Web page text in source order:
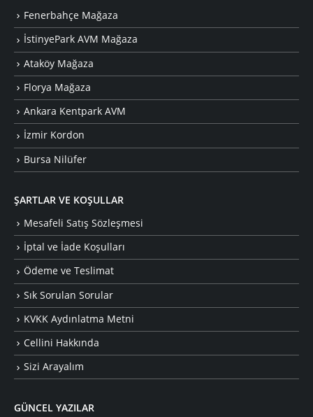
Fenerbahçe Mağaza
İstinyePark AVM Mağaza
Ataköy Mağaza
Florya Mağaza
Ankara Kentpark AVM
İzmir Kordon
Bursa Nilüfer
ŞARTLAR VE KOŞULLAR
Mesafeli Satış Sözleşmesi
İptal ve İade Koşulları
Ödeme ve Teslimat
Sık Sorulan Sorular
KVKK Aydınlatma Metni
Cellini Hakkında
Sizi Arayalım
GÜNCEL YAZILAR